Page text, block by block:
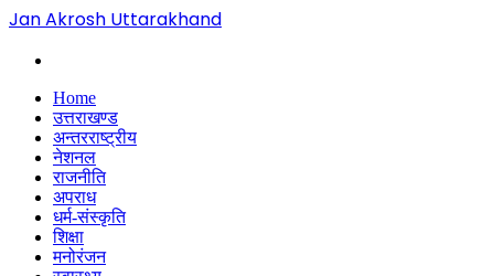
Jan Akrosh Uttarakhand
Home
उत्तराखण्ड
अन्तरराष्ट्रीय
नेशनल
राजनीति
अपराध
धर्म-संस्कृति
शिक्षा
मनोरंजन